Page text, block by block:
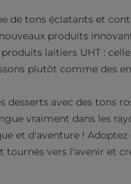
de tons éclatants et
produits
laitiers UHT :
plutôt comme des
avec des tons
vraiment dans les
et d'aventure ! Adoptez
vers l'avenir et